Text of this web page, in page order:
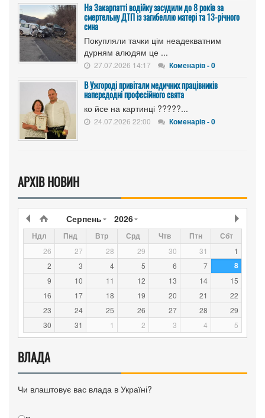
На Закарпатті водійку засудили до 8 років за
смертельну ДТП із загибеллю матері та 13-річного
сина
Покупляли тачки цім неадекватним
дурням алюдям це ...
27.07.2026 14:17 Коменарів - 0
В Ужгороді привітали медичних працівників
напередодні професійного свята
ко йсе на картинці ?????...
24.07.2026 22:00 Коменарів - 0
АРХІВ НОВИН
Серпень 2026
Ндл Пнд Втр Срд Чтв Птн Сбт
26 27 28 29 30 31
1
2
3 4 5 6 7 8
9 10 11 12 13 14
15
16
17 18 19 20 21
22
23
24 25 26 27 28
29
30
31 1 2 3 4 5
ВЛАДА
Чи влаштовує вас влада в Україні?